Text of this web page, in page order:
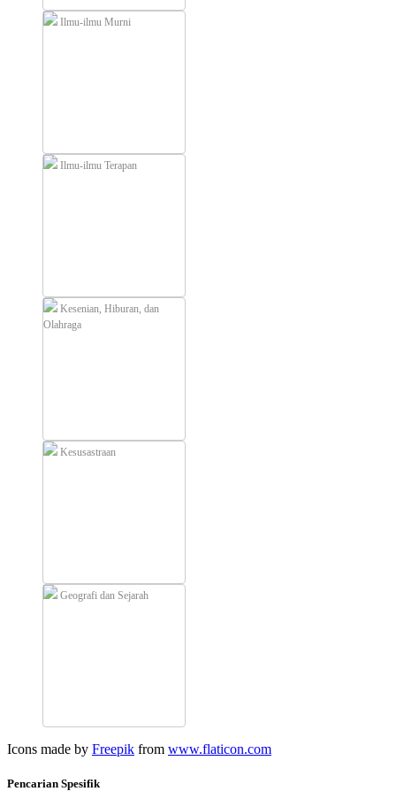
Ilmu-ilmu Murni
Ilmu-ilmu Terapan
Kesenian, Hiburan, dan
Olahraga
Kesusastraan
Geografi dan Sejarah
Icons made by Freepik from www.flaticon.com
Pencarian Spesifik